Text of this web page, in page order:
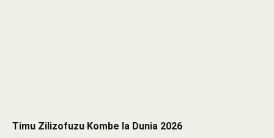
Timu Zilizofuzu Kombe la Dunia 2026